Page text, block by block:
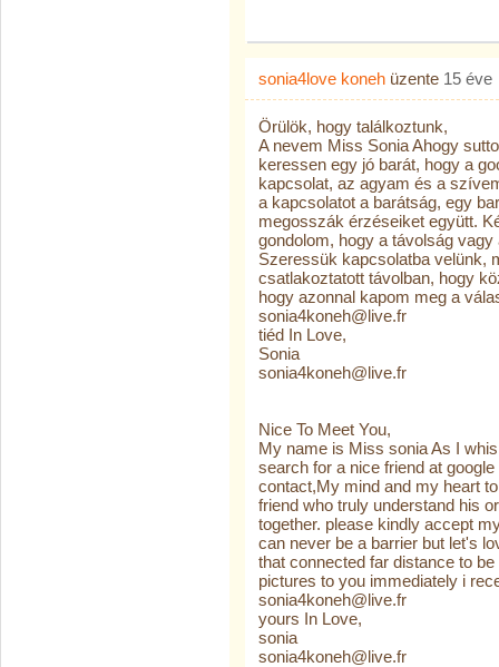
sonia4love koneh üzente 15 éve
Örülök, hogy találkoztunk,
A nevem Miss Sonia Ahogy
keressen egy jó barát, hogy a
kapcsolat, az agyam és a
a kapcsolatot a barátság, egy
megosszák érzéseiket együtt.
gondolom, hogy a távolság
Szeressük kapcsolatba velünk,
csatlakoztatott távolban, hogy
hogy azonnal kapom meg a
sonia4koneh@live.fr
tiéd In Love,
Sonia
sonia4koneh@live.fr
Nice To Meet You,
My name is Miss sonia As I
search for a nice friend at
contact,My mind and my heart
friend who truly understand his
together. please kindly accept
can never be a barrier but let's
that connected far distance to
pictures to you immediately i
sonia4koneh@live.fr
yours In Love,
sonia
sonia4koneh@live.fr